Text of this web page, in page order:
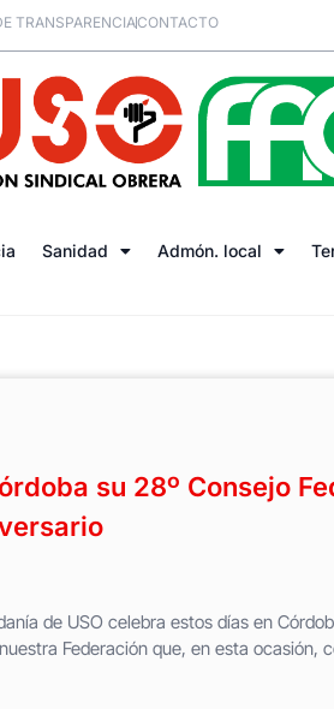
TRANSPARENCIACONTACTO
Sanidad Admón. local
su 28º Consejo
de USO celebra estos días en
Federación que, en esta ocasión,